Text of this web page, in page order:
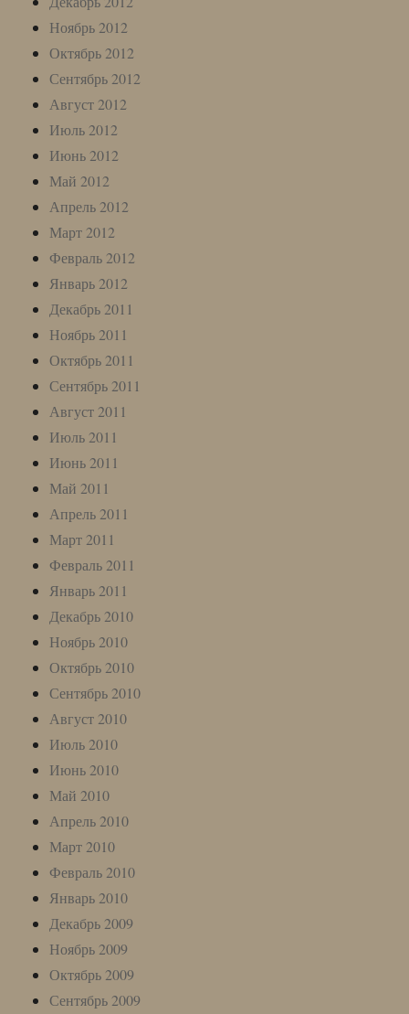
Ноябрь 2012
Октябрь 2012
Сентябрь 2012
Август 2012
Июль 2012
Июнь 2012
Май 2012
Апрель 2012
Март 2012
Февраль 2012
Январь 2012
Декабрь 2011
Ноябрь 2011
Октябрь 2011
Сентябрь 2011
Август 2011
Июль 2011
Июнь 2011
Май 2011
Апрель 2011
Март 2011
Февраль 2011
Январь 2011
Декабрь 2010
Ноябрь 2010
Октябрь 2010
Сентябрь 2010
Август 2010
Июль 2010
Июнь 2010
Май 2010
Апрель 2010
Март 2010
Февраль 2010
Январь 2010
Декабрь 2009
Ноябрь 2009
Октябрь 2009
Сентябрь 2009